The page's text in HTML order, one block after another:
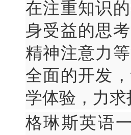
在注重知识
身受益的思
精神注意力
全面的开发
学体验，力
格琳斯英语